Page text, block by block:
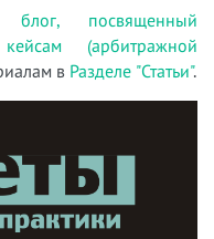
блог, посвященный
(арбитражной
в Разделе "Статьи".